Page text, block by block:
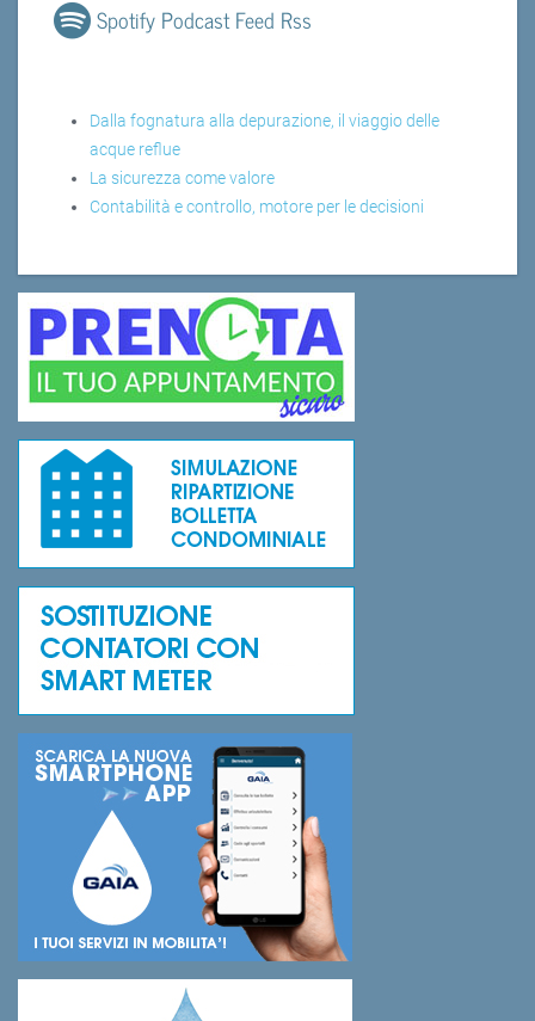
Spotify Podcast Feed Rss
Dalla fognatura alla depurazione, il viaggio delle
acque reflue
La sicurezza come valore
Contabilità e controllo, motore per le decisioni